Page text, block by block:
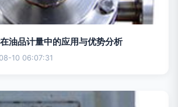
油品计量中的应用与优势分析
10 06:07:31